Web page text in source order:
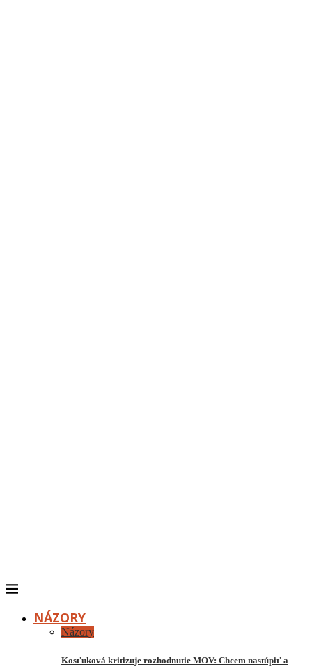
NÁZORY
Názory
Kosťuková kritizuje rozhodnutie MOV: Chcem nastúpiť a